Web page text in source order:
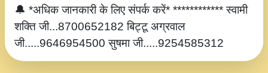
🔔 *अधिक जानकारी के लिए संपर्क करें* ************ स्वामी
शक्ति जी...8700652182 बिट्टू अग्रवाल
जी.....9646954500 सुषमा जी.....9254585312